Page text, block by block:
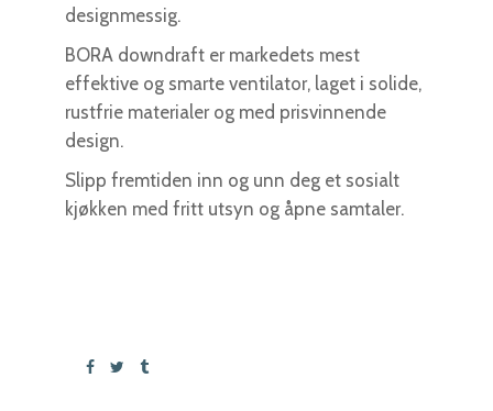
designmessig.
BORA downdraft er markedets mest
effektive og smarte ventilator, laget i solide,
rustfrie materialer og med prisvinnende
design.
Slipp fremtiden inn og unn deg et sosialt
kjøkken med fritt utsyn og åpne samtaler.